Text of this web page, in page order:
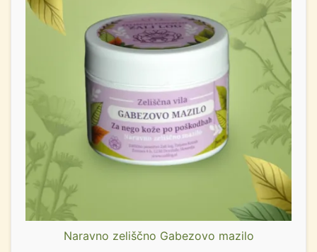
Naravno zeliščno Gabezovo mazilo